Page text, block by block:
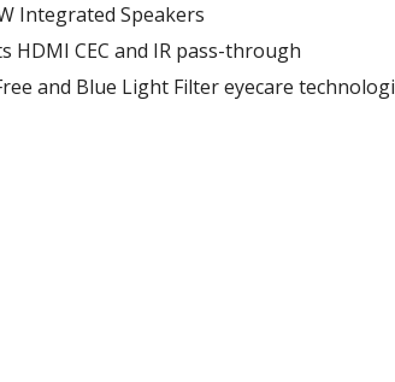
Integrated Speakers
HDMI CEC and IR pass-through
and Blue Light Filter eyecare